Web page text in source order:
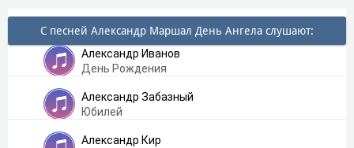
С песней Александр Маршал День Ангела слушают:
Александр Иванов
День Рождения
Александр Забазный
Юбилей
Александр Кир